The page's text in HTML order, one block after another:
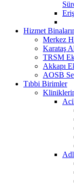
Hizmet
Merkez
Karataş
TRSM
Akkapı
AOSB
Tıbbi Birimler